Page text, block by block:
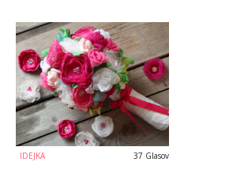
IDEJKA 37 Glasov